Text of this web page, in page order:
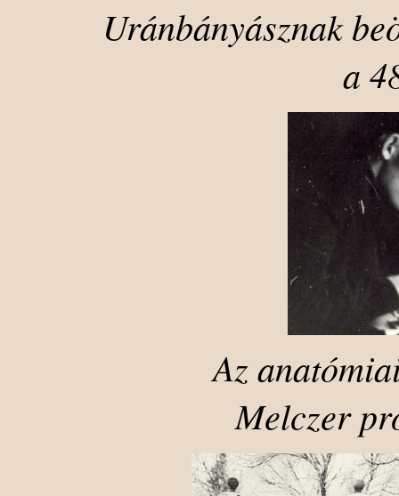
Uránbányásznak
a
Az
Melczer